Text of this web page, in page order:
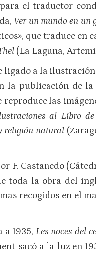
el traductor
Ver un mundo en un
que traduce
(La Laguna,
a la
la publicación de
las
al Libro de
religión natural
F. Castanedo
toda la obra del
recogidos en el
a 1935,Les noces del
sacó a la luz en